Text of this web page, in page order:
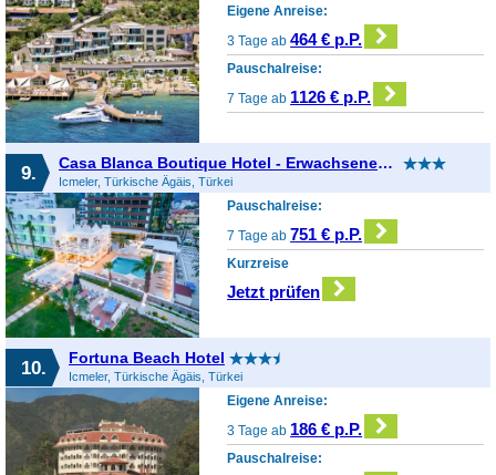
Eigene Anreise:
3 Tage ab464 € p.P.
Pauschalreise:
7 Tage ab 1126 € p.P.
9. Casa Blanca Boutique Hotel - Erwachsenenhotel
Icmeler, Türkische Ägäis, Türkei
Pauschalreise:
7 Tage ab751 € p.P.
Kurzreise
Jetzt prüfen
10. Fortuna Beach Hotel
Icmeler, Türkische Ägäis, Türkei
Eigene Anreise:
3 Tage ab 186 € p.P.
Pauschalreise: